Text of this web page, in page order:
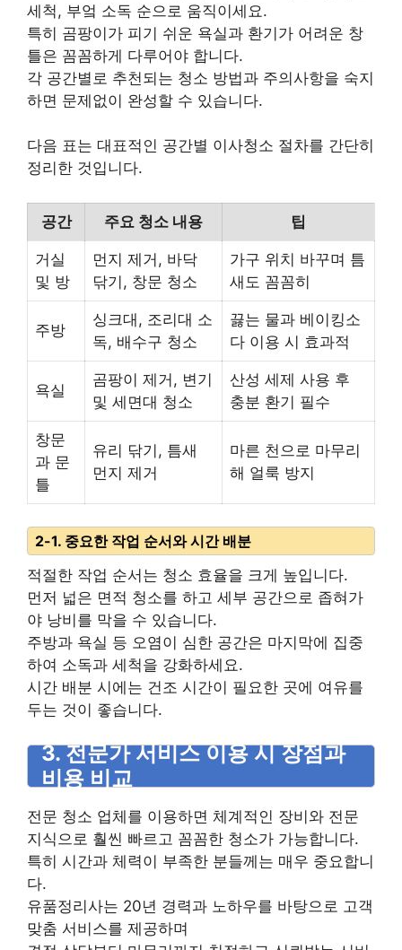
세척, 부엌 소독 순으로 움직이세요.
특히 곰팡이가 피기 쉬운 욕실과 환기가 어려운 창
틀은 꼼꼼하게 다루어야 합니다.
각 공간별로 추천되는 청소 방법과 주의사항을 숙지
하면 문제없이 완성할 수 있습니다.
다음 표는 대표적인 공간별 이사청소 절차를 간단히
정리한 것입니다.
공간 주요 청소 내용 팁
거실
및 방
먼지 제거, 바닥
닦기, 창문 청소
가구 위치 바꾸며 틈
새도 꼼꼼히
주방
싱크대, 조리대 소
독, 배수구 청소
끓는 물과 베이킹소
다 이용 시 효과적
욕실
곰팡이 제거, 변기
및 세면대 청소
산성 세제 사용 후
충분 환기 필수
창문
과 문
틀
유리 닦기, 틈새
먼지 제거
마른 천으로 마무리
해 얼룩 방지
2-1. 중요한 작업 순서와 시간 배분
적절한 작업 순서는 청소 효율을 크게 높입니다.
먼저 넓은 면적 청소를 하고 세부 공간으로 좁혀가
야 낭비를 막을 수 있습니다.
주방과 욕실 등 오염이 심한 공간은 마지막에 집중
하여 소독과 세척을 강화하세요.
시간 배분 시에는 건조 시간이 필요한 곳에 여유를
두는 것이 좋습니다.
3. 전문가 서비스 이용 시 장점과
비용 비교
전문 청소 업체를 이용하면 체계적인 장비와 전문
지식으로 훨씬 빠르고 꼼꼼한 청소가 가능합니다.
특히 시간과 체력이 부족한 분들께는 매우 중요합니
다.
유품정리사는 20년 경력과 노하우를 바탕으로 고객
맞춤 서비스를 제공하며